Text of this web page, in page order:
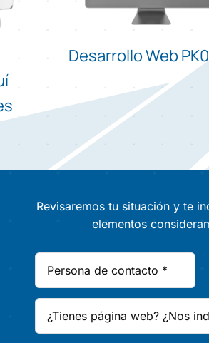
Desarrollo Web PK0
Revisaremos tu situación y te
elementos